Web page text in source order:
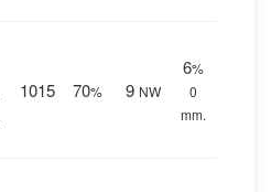
1015 70% 9 NW
6%
0
mm.